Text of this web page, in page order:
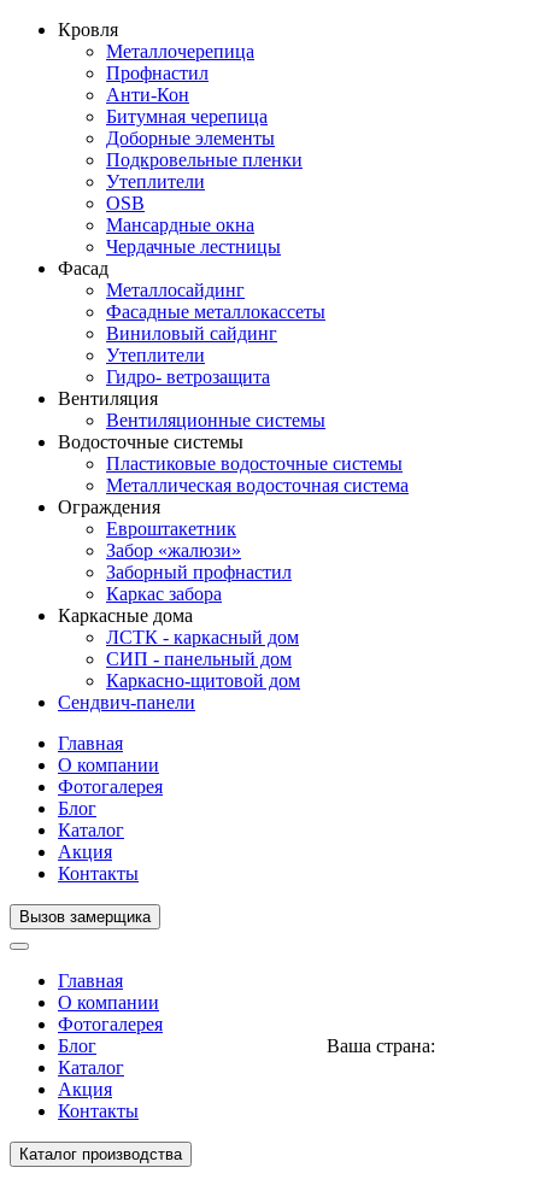
Кровля
Металлочерепица
Профнастил
Анти-Кон
Битумная черепица
Доборные элементы
Подкровельные пленки
Утеплители
OSB
Мансардные окна
Чердачные лестницы
Фасад
Металлосайдинг
Фасадные металлокассеты
Виниловый сайдинг
Утеплители
Гидро- ветрозащита
Вентиляция
Вентиляционные системы
Водосточные системы
Пластиковые водосточные системы
Металлическая водосточная система
Ограждения
Евроштакетник
Забор «жалюзи»
Заборный профнастил
Каркас забора
Каркасные дома
ЛСТК - каркасный дом
СИП - панельный дом
Каркасно-щитовой дом
Сендвич-панели
Главная
О компании
Фотогалерея
Блог
Каталог
Акция
Контакты
Вызов замерщика
Главная
О компании
Фотогалерея
Блог
Каталог
Акция
Контакты
Ваша страна:
Toggle
navigation
Каталог производства